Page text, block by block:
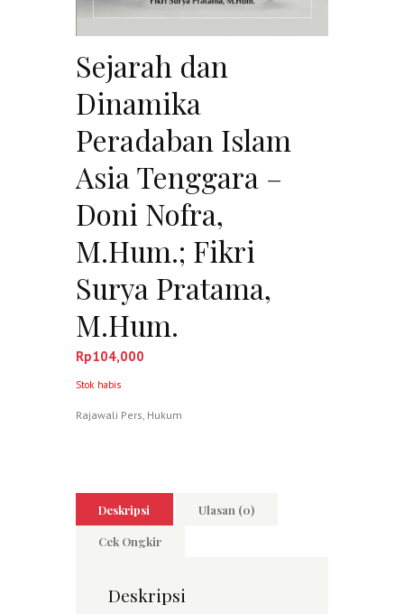
Sejarah dan
Dinamika
Peradaban Islam
Asia Tenggara –
Doni Nofra,
M.Hum.; Fikri
Surya Pratama,
M.Hum.
Rp104,000
Stok habis
Rajawali Pers, Hukum
Deskripsi Ulasan (0)
Cek Ongkir
Deskripsi